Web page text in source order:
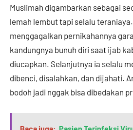
Muslimah digambarkan sebagai
lemah lembut tapi selalu
menggagalkan pernikahannya
kandungnya bunuh diri saat ijab
diucapkan. Selanjutnya ia selalu
dibenci, disalahkan, dan dijahati.
bodoh jadi nggak bisa dibedakan